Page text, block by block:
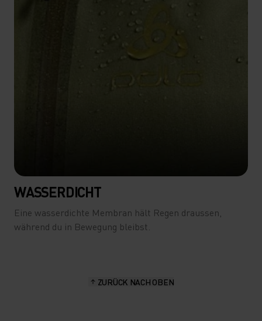
WASSERDICHT
Eine wasserdichte Membran hält Regen draussen,
während du in Bewegung bleibst.
ZURÜCK NACH OBEN